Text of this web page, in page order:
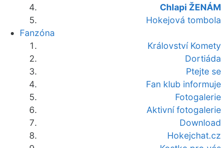
Chlapi ŽENÁM
Hokejová tombola
Fanzóna
Království Komety
Dortiáda
Ptejte se
Fan klub informuje
Fotogalerie
Aktivní fotogalerie
Download
Hokejchat.cz